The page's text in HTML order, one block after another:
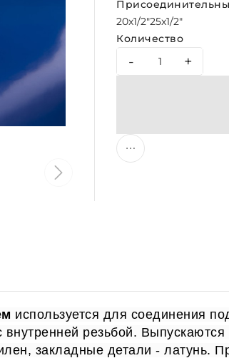
20x1/2"25x1/2"
Количество
- +
используется для соединения
резьбой.
закладные детали - латунь.